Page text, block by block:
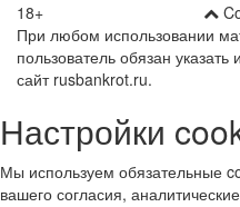
18+
При любом использовании
пользователь обязан
сайт rusbankrot.ru.
Настройки
Мы используем обязательные
вашего согласия,